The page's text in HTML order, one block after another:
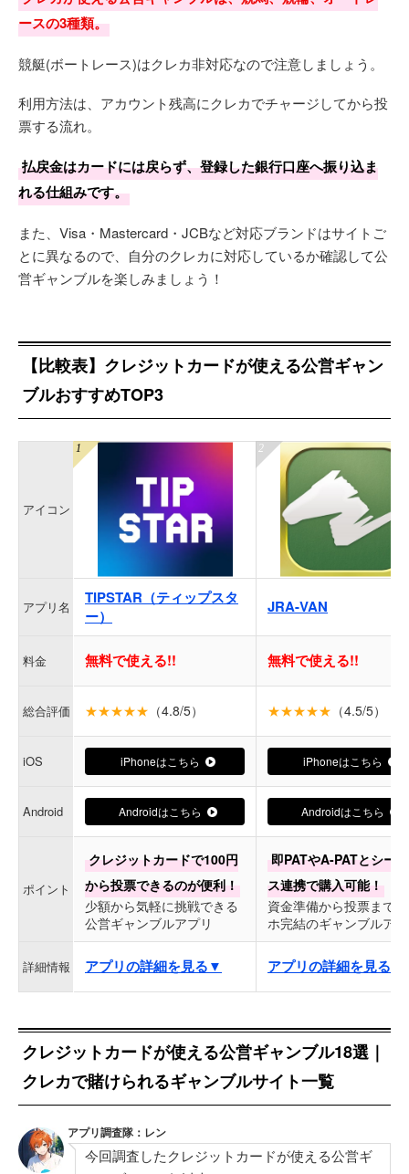
ースの3種類。
競艇(ボートレース)はクレカ非対応なので注意しましょう。
利用方法は、アカウント残高にクレカでチャージしてから投
票する流れ。
払戻金はカードには戻らず、登録した銀行口座へ振り込ま
れる仕組みです。
また、Visa・Mastercard・JCBなど対応ブランドはサイトご
とに異なるので、自分のクレカに対応しているか確認して公
営ギャンブルを楽しみましょう！
【比較表】クレジットカードが使える公営ギャン
ブルおすすめTOP3
アイコン
アプリ名
TIPSTAR（ティップスタ
ー）
JRA-VAN
料金 無料で使える!! 無料で使える!!
総合評価 ★★★★★ （4.8/5） ★★★★★ （4.5/5）
iOS iPhoneはこちら iPhoneはこちら
Android Androidはこちら Androidはこちら
ポイント
クレジットカードで100円
から投票できるのが便利！
少額から気軽に挑戦できる
公営ギャンブルアプリ
即PATやA-PATとシー
ス連携で購入可能！
資金準備から投票まで
ホ完結のギャンブルア
詳細情報 アプリの詳細を見る▼ アプリの詳細を見る▼
クレジットカードが使える公営ギャンブル18選｜
クレカで賭けられるギャンブルサイト一覧
アプリ調査隊：レン
今回調査したクレジットカードが使える公営ギ